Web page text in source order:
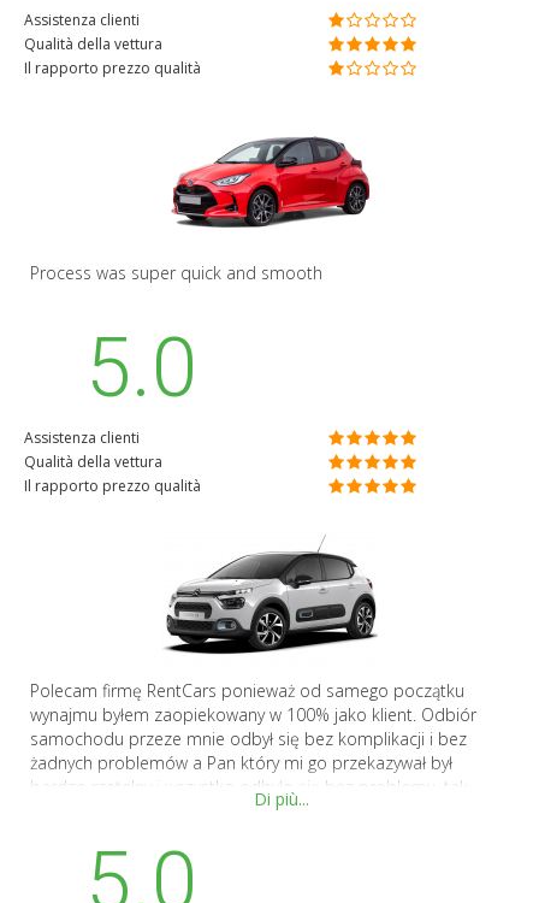
Assistenza clienti
Qualità della vettura
Il rapporto prezzo qualità
Process was super quick and smooth
5.0
Assistenza clienti
Qualità della vettura
Il rapporto prezzo qualità
Polecam firmę RentCars ponieważ od samego początku
wynajmu byłem zaopiekowany w 100% jako klient. Odbiór
samochodu przeze mnie odbył się bez komplikacji i bez
żadnych problemów a Pan który mi go przekazywał był
bardzo rzetelny i wszystko odbyło się bez problemu, tak
samo było ze zwrotem pojazdu. POLECAM
Di più...
5.0